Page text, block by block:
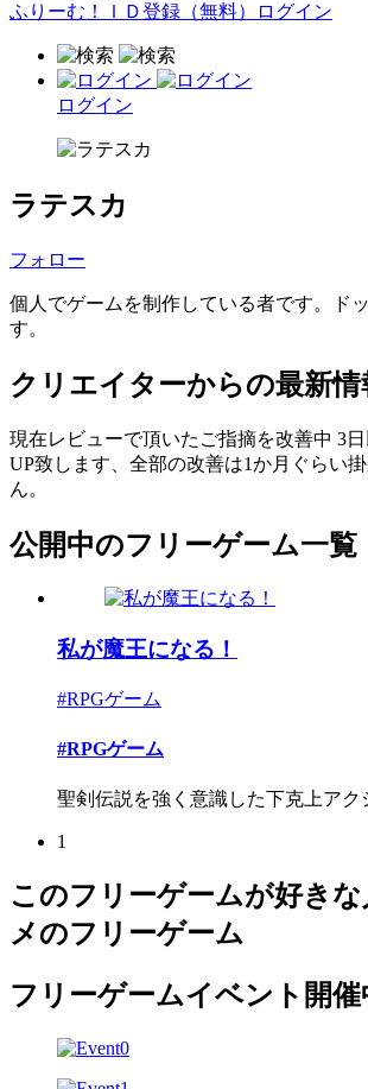
ふりーむ！ＩＤ登録（無料） ログイン
ログイン
ラテスカ
フォロー
個人でゲームを制作している者です。ド
す。
クリエイターからの最新情
現在レビューで頂いたご指摘を改善中 3
UP致します、全部の改善は1か月ぐらい
ん。
公開中のフリーゲーム一覧
私が魔王になる！
#RPGゲーム
#RPGゲーム
聖剣伝説を強く意識した下克上アク
1
このフリーゲームが好き
メのフリーゲーム
フリーゲームイベント開催